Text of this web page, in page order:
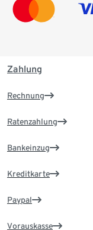
Zahlung
Rechnung
Ratenzahlung
Bankeinzug
Kreditkarte
Paypal
Vorauskasse